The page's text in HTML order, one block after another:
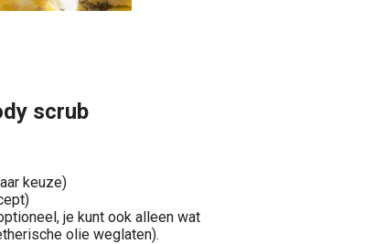
scrub
keuze)
je kunt ook alleen wat
olie weglaten).